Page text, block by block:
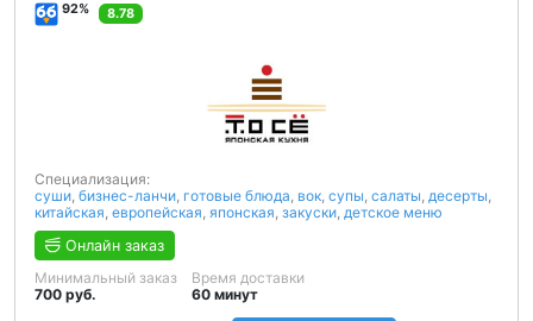
92% 8.78
Специализация:
суши бизнес-ланчи готовые блюда вок супы салаты десерты
китайская европейская японская закуски детское меню
Онлайн заказ
Минимальный заказ
700 руб.
Время доставки
60 минут